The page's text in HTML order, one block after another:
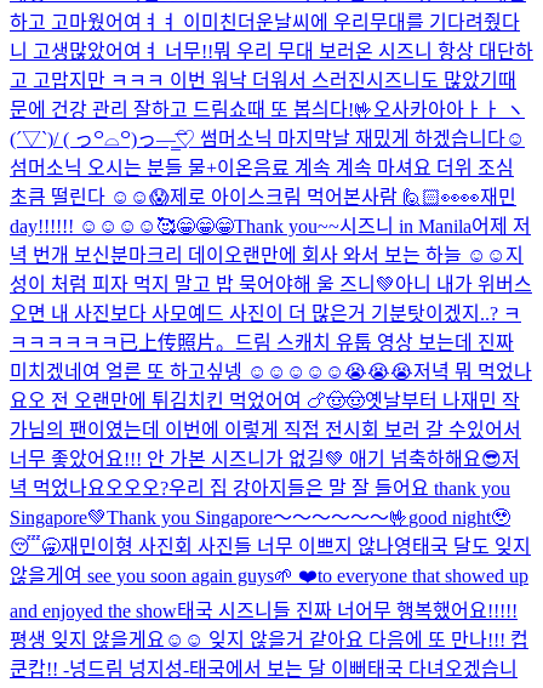
하고 고마웠어여ㅕㅕ 이미친더운날씨에 우리무대를 기다려줬다
니 고생많았어여ㅕ 너무!!뭐 우리 무대 보러온 시즈니 항상 대단하
고 고맙지만 ㅋㅋㅋ 이번 워낙 더워서 스러진시즈니도 많았기때
문에 건강 관리 잘하고 드림쇼때 또 봅싀다!🤟 오사카아아ㅏㅏ ヽ
(´▽`)/ ( っ꒪⌓꒪)っ—̳͟͞͞♡ 썸머소닉 마지막날 재밌게 하겠습니다☺️
섬머소닉 오시는 분들 물+이온음료 계속 계속 마셔요 더위 조심
초큼 떨린다 ☺️☺️😱제로 아이스크림 먹어본사람 🙋🏻👀👀재민
day!!!!!! ☺️☺️☺️☺️ 🥰😁😁😁Thank you~~시즈니 in Manila어제 저
녁 번개 보신분마크리 데이 오랜만에 회사 와서 보는 하늘 ☺️☺️ 지
성이 처럼 피자 먹지 말고 밥 묵어야해 울 즈니💚아니 내가 위버스
오면 내 사진보다 사모예드 사진이 더 많은거 기분탓이겠지..? ㅋ
ㅋㅋㅋㅋㅋㅋ 已上传照片。
드림 스캐치 유툽 영상 보는데 진짜
미치겠네여 얼른 또 하고싶넹 ☺️☺️☺️☺️☺️😭😭😭저녁 뭐 먹었나
요오 전 오랜만에 튀김치킨 먹었어여 🍗🤠🤠옛날부터 나재민 작
가님의 팬이였는데 이번에 이렇게 직접 전시회 보러 갈 수있어서
너무 좋았어요!!! 안 가본 시즈니가 없길💚 애기 넘축하해요😎저
녁 먹었나요오오오?우리 집 강아지들은 말 잘 들어요 thank you
Singapore💚Thank you Singapore～～～～～～🤟good night🥹
😴🥱재민이형 사진회 사진들 너무 이쁘지 않나영태국 달도 잊지
않을게여 see you soon again guys🌱 ❤️to everyone that showed up
and enjoyed the show태국 시즈니들 진짜 너어무 행복했어요!!!!!
평생 잊지 않을게요☺️☺️ 잊지 않을거 같아요 다음에 또 만나!!! 컵
쿤캅!! -넝드림 넝지성-태국에서 보는 달 이뻐 태국 다녀오겠습니